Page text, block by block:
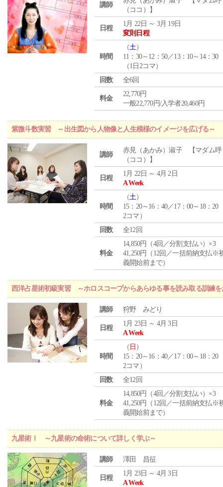
講師
（ココ）】
日程
1月 22日 ～ 3月 19日
変則日程
時間
（土）
11：30～12：50／13：10～14：30
（1日2コマ）
回数
全6回
料金
22,770円
一般22,770円/入学者20,460円
紫微斗数実習 ～出生図から人物像と人生模様のイメージを広げる～
講師
赤見（あかみ）淑子 【マダム呼
（ココ）】
日程
1月 22日 ～ 4月 2日
A Week
時間
（土）
15：20～16：40／17：00～18：20
2コマ）
回数
全12回
料金
14,850円（4回／分割支払い）×3
41,250円（12回／一括前納支払※
義開始前まで）
西洋占星術初級実習 ～ホロスコープからあらゆる事を読み取る訓練を
講師 狩野 みどり
日程
1月 23日 ～ 4月 3日
A Week
時間
（ 日 ）
15：20～16：40／17：00～18：20
2コマ）
回数
全12回
料金
14,850円（4回／分割支払い）×3
41,250円（12回／一括前納支払※
義開始前まで）
九星術Ⅰ ～九星術の命術について詳しく学ぶ～
講師 澤田 昌征
日程
1月 23日 ～ 4月 3日
A Week